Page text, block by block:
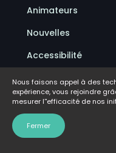
Animateurs
Nouvelles
Accessibilité
Politique de
Conditions
FAQ
Nous faisons appel à des
expérience, vous rejoindre
mesurer l''efficacité de nos
Fermer